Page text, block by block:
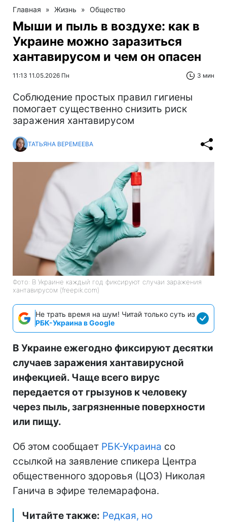
Главная » Жизнь » Общество
Мыши и пыль в воздухе: как в
Украине можно заразиться
хантавирусом и чем он опасен
11:13 11.05.2026 Пн 3 мин
Соблюдение простых правил гигиены
помогает существенно снизить риск
заражения хантавирусом
ТАТЬЯНА ВЕРЕМЕЕВА
Фото: В Украине каждый год фиксируют случаи заражения
хантавирусом (freepik.com)
Не трать время на шум! Читай только суть из
РБК-Украина в Google
В Украине ежегодно фиксируют десятки
случаев заражения хантавирусной
инфекцией. Чаще всего вирус
передается от грызунов к человеку
через пыль, загрязненные поверхности
или пищу.
Об этом сообщает РБК-Украина со
ссылкой на заявление спикера Центра
общественного здоровья (ЦОЗ) Николая
Ганича в эфире телемарафона.
Читайте также: Редкая, но